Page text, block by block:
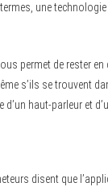
une
permet de rester
s’ils se trouvent
d’un haut-parleur et
disent que